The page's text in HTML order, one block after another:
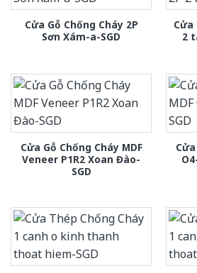
Cửa Gỗ Chống Cháy 2P
Sơn Xám-a-SGD
Cửa
2
Cửa Gỗ Chống Cháy MDF
Veneer P1R2 Xoan Đào-
SGD